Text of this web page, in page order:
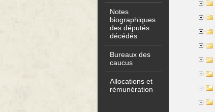
Notes
biographiques
des députés
décédés
Bureaux des
caucus
Allocations et
rémunération